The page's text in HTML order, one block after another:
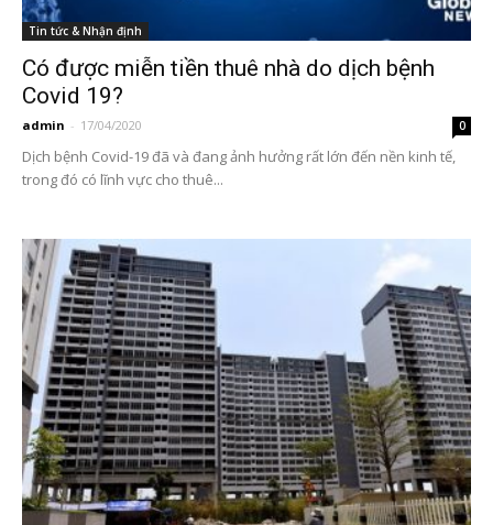
Tin tức & Nhận định
Có được miễn tiền thuê nhà do dịch bệnh
Covid 19?
admin - 17/04/2020 0
Dịch bệnh Covid-19 đã và đang ảnh hưởng rất lớn đến nền kinh tế,
trong đó có lĩnh vực cho thuê...